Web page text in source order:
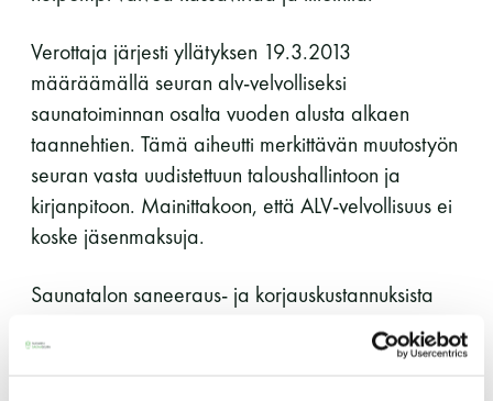
Jäsen
Vieras jäsenen seurassa
25 €
Jäsenen lapsi 7-18 v.
6 €
Lapsi alle 7 v.
11 saunomiskerran kortti
120€
275€ / 115€
Verottaja järjesti yllätyksen 19.3.2013
määräämällä seuran alv-velvolliseksi
saunatoiminnan osalta vuoden alusta alkaen
taannehtien. Tämä aiheutti merkittävän muutostyön
seuran vasta uudistettuun taloushallintoon ja
kirjanpitoon. Mainittakoon, että ALV-velvollisuus ei
koske jäsenmaksuja.
Saunatalon saneeraus- ja korjauskustannuksista
voidaan nyt vähentää ALV. Tähän asti korjauskulut
on maksettu arvonlisäveroineen seuran tuloista,